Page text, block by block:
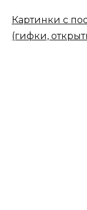
Картинки с
(гифки,